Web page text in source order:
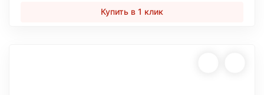
Купить в 1 клик